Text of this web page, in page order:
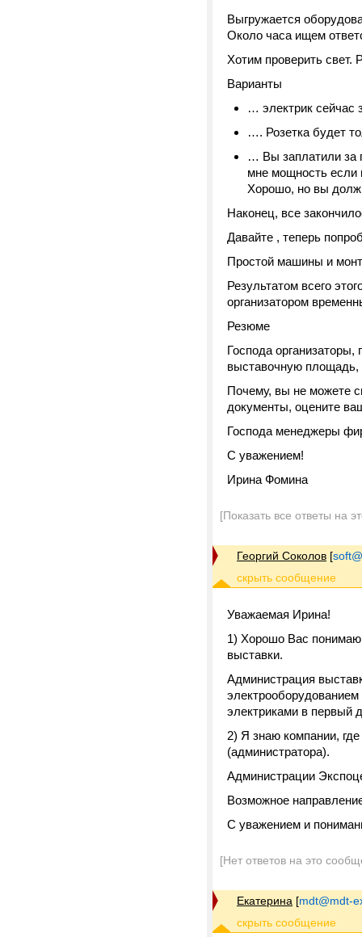
Выгружается
Около часа ищем
Хотим проверить свет.
Варианты
… электрик сейчас
…. Розетка будет
… Вы заплатили за
мне мощность если
Хорошо, но вы
Наконец, все
Давайте , теперь
Простой машины и
Результатом всего
организатором
Резюме
Господа
выставочную площадь,
Почему, вы не можете
документы, оцените
Господа менеджеры
С уважением!
Ирина Фомина
[Показать все ответы на
Георгий Соколов [
Уважаемая Ирина!
1) Хорошо Вас
выставки.
Администрация
электриками в первый
2) Я знаю компании,
(администратора).
Администрации
Возможное
С уважением и
[Нет ответов на это
Екатерина [mdt@mdt-